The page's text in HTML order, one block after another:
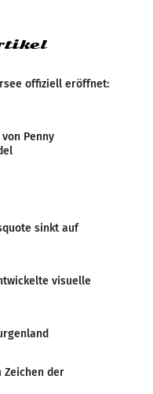
offiziell eröffnet:
Penny
sinkt auf
visuelle
Zeichen der